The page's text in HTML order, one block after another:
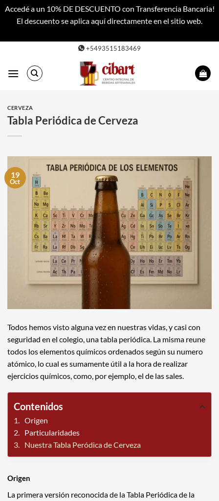
Accedé a un 10% DE DESCUENTO con Transferencia Bancaria!
El descuento se aplica aquí directamente en el sitio web.
contenido
+5493515183469
CERVEZA
Tabla Periódica de Cerveza
19
Oct
Todos hemos visto alguna vez en nuestras vidas, y casi con
seguridad en el colegio, una tabla periódica. La misma reune
todos los elementos químicos ordenados según su numero
atómico, lo cual es sumamente útil a la hora de realizar
ejercicios químicos, como, por ejemplo, el de las sales.
Contenidos
Origen
Particularidades
Nuestra Tabla Peródica de Cerveza
Origen
La primera versión reconocida de la Tabla Periódica de la